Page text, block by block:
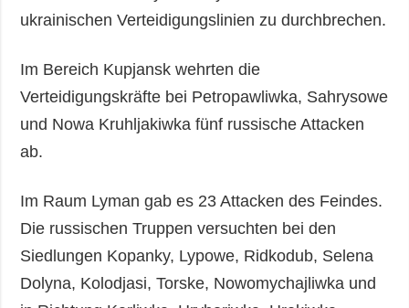
ukrainischen Verteidigungslinien zu durchbrechen.
Im Bereich Kupjansk wehrten die
Verteidigungskräfte bei Petropawliwka, Sahrysowe
und Nowa Kruhljakiwka fünf russische Attacken
ab.
Im Raum Lyman gab es 23 Attacken des Feindes.
Die russischen Truppen versuchten bei den
Siedlungen Kopanky, Lypowe, Ridkodub, Selena
Dolyna, Kolodjasi, Torske, Nowomychajliwka und